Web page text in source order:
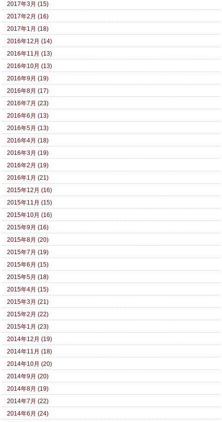
2017年3月 (15)
2017年2月 (16)
2017年1月 (18)
2016年12月 (14)
2016年11月 (13)
2016年10月 (13)
2016年9月 (19)
2016年8月 (17)
2016年7月 (23)
2016年6月 (13)
2016年5月 (13)
2016年4月 (18)
2016年3月 (19)
2016年2月 (19)
2016年1月 (21)
2015年12月 (16)
2015年11月 (15)
2015年10月 (16)
2015年9月 (16)
2015年8月 (20)
2015年7月 (19)
2015年6月 (15)
2015年5月 (18)
2015年4月 (15)
2015年3月 (21)
2015年2月 (22)
2015年1月 (23)
2014年12月 (19)
2014年11月 (18)
2014年10月 (20)
2014年9月 (20)
2014年8月 (19)
2014年7月 (22)
2014年6月 (24)